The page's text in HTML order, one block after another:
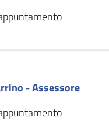
- Assessore